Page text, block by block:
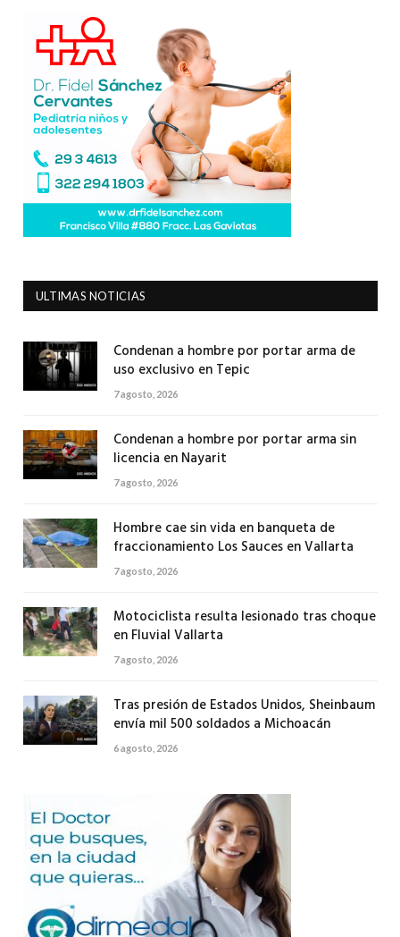
ULTIMAS NOTICIAS
Condenan a hombre por portar arma de
uso exclusivo en Tepic
7 agosto, 2026
Condenan a hombre por portar arma sin
licencia en Nayarit
7 agosto, 2026
Hombre cae sin vida en banqueta de
fraccionamiento Los Sauces en Vallarta
7 agosto, 2026
Motociclista resulta lesionado tras choque
en Fluvial Vallarta
7 agosto, 2026
Tras presión de Estados Unidos, Sheinbaum
envía mil 500 soldados a Michoacán
6 agosto, 2026